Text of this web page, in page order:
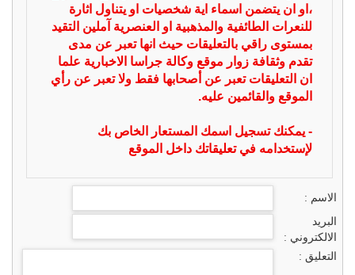
،او ان يتضمن اسماء اية شخصيات او يتناول اثارة
للنعرات الطائفية والمذهبية او العنصرية آملين التقيد
بمستوى راقي بالتعليقات حيث انها تعبر عن مدى
تقدم وثقافة زوار موقع وكالة جراسا الاخبارية علما
ان التعليقات تعبر عن أصحابها فقط ولا تعبر عن رأي
الموقع والقائمين عليه.
- يمكنك تسجيل اسمك المستعار الخاص بك
لإستخدامه في تعليقاتك داخل الموقع
الاسم :
البريد
الالكتروني :
التعليق :